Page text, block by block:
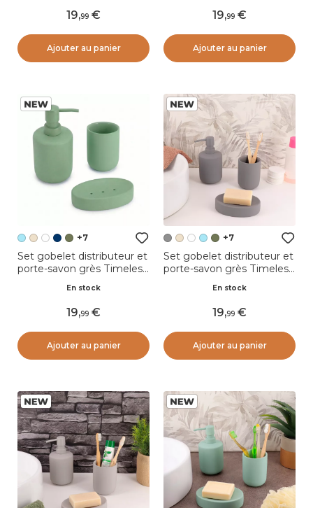
19,99
Ajouter au panier
19,99
Ajouter au panier
+7
Set gobelet distributeur et
porte-savon grès Timeless
En stock
19,99
Ajouter au panier
+7
Set gobelet distributeur et
porte-savon grès Timeless
En stock
19,99
Ajouter au panier